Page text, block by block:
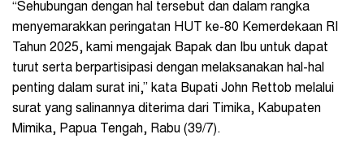
“Sehubungan dengan hal tersebut dan dalam rangka
menyemarakkan peringatan HUT ke-80 Kemerdekaan RI
Tahun 2025, kami mengajak Bapak dan Ibu untuk dapat
turut serta berpartisipasi dengan melaksanakan hal-hal
penting dalam surat ini,” kata Bupati John Rettob melalui
surat yang salinannya diterima dari Timika, Kabupaten
Mimika, Papua Tengah, Rabu (39/7).